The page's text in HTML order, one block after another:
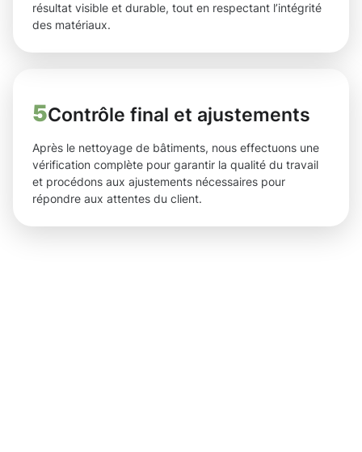
résultat visible et durable, tout en respectant l’intégrité
des matériaux.
5Contrôle final et ajustements
Après le nettoyage de bâtiments, nous effectuons une
vérification complète pour garantir la qualité du travail
et procédons aux ajustements nécessaires pour
répondre aux attentes du client.